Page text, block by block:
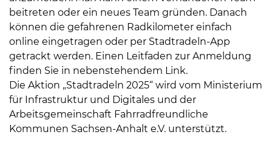
beitreten oder ein neues Team gründen. Danach
können die gefahrenen Radkilometer einfach
online eingetragen oder per Stadtradeln-App
getrackt werden. Einen Leitfaden zur Anmeldung
finden Sie in nebenstehendem Link.
Die Aktion „Stadtradeln 2025“ wird vom Ministerium
für Infrastruktur und Digitales und der
Arbeitsgemeinschaft Fahrradfreundliche
Kommunen Sachsen-Anhalt e.V. unterstützt.